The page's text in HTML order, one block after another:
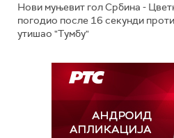
Нови муњевит гол Србина -
погодио после 16 секунди
утишао "Тумбу"